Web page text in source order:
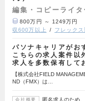
編集・コピーライタ
800万円 ～ 1249万円
収600万以上
フレックス
パソナキャリアがお
こちらの求人案件以
求人を多数保有して
【株式会社FIELD
ND（FMX）は…
会社概要
匿名求人のため